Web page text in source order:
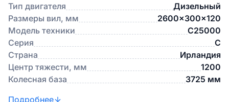
Тип двигателя
Дизельный
Размеры вил, мм
2600x300x120
Модель техники
C25000
Серия
C
Страна
Ирландия
Центр тяжести, мм
1200
Колесная база
3725 мм
Подробнее